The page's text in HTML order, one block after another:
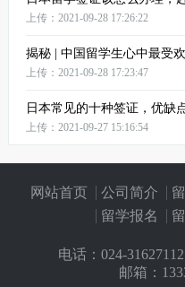
上传：2021-09-28 17:26:22
揭秘 | 中国留学生心中最受
上传：2021-09-28 17:23:47
日本常见的十种签证，优缺
上传：2021-09-27 15:16:54
网站首页 公司简介
留学报名
电话： 024-31627112
邮箱：